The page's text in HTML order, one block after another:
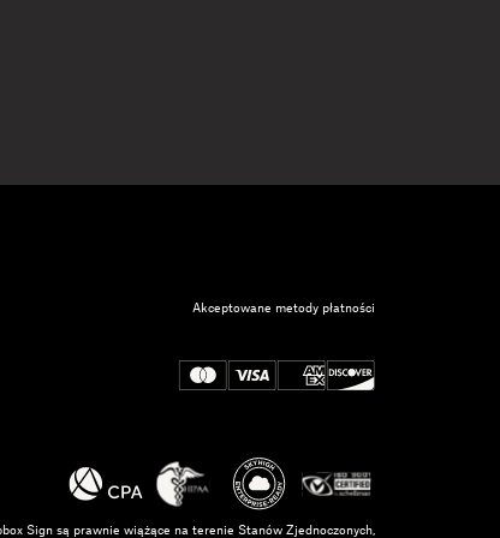
Akceptowane metody płatności
Sign są prawnie wiążące na terenie Stanów Zjednoczonych,